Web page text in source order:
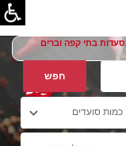
בתי קפה וברים